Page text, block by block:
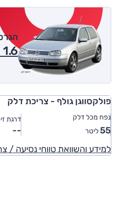
1.6 אוט' 2001
פולקסווגן גולף - צריכת דלק
נפח מכל דלק
55ליטר
דרגת
--
למידע והשוואת טווחי נסיעה /